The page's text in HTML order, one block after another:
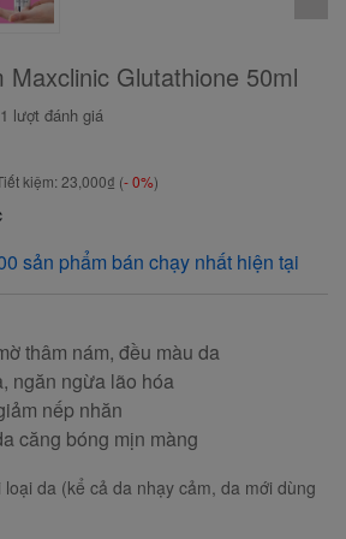
Maxclinic Glutathione 50ml
1 lượt đánh giá
kiệm: 23,000₫ (- 0%)
sản phẩm bán chạy nhất hiện tại
thâm nám, đều màu da
ngăn ngừa lão hóa
nếp nhăn
căng bóng mịn màng
loại da (kể cả da nhạy cảm, da mới dùng